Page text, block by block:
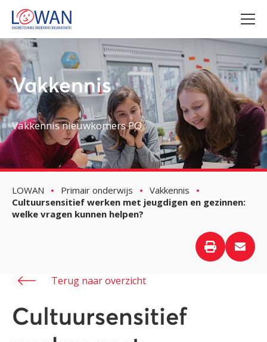
Vakkennis
Vakkennis nieuwkomers PO
LOWAN Primair onderwijs
Vakkennis
Cultuursensitief werken met jeugdigen en gezinnen:
welke vragen kunnen helpen?
Terug naar overzicht
Cultuursensitief